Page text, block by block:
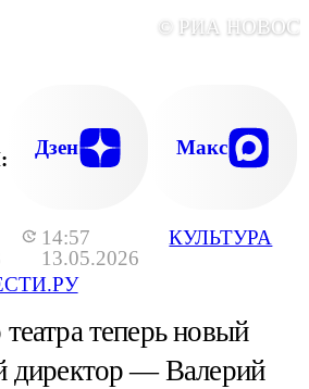
14:57
13.05.2026
КУЛЬТУРА
© РИА
Дзен Макс
теперь новый
директор — Валерий